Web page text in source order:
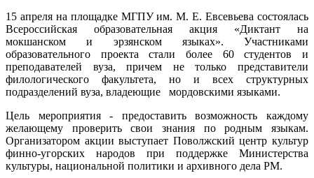
15 апреля на площадке МГПУ им. М. Е. Евсевьева состоялась
Всероссийская образовательная акция «Диктант на
мокшанском и эрзянском языках». Участниками
образовательного проекта стали более 60 студентов и
преподавателей вуза, причем не только представители
филологического факультета, но и всех структурных
подразделений вуза, владеющие мордовскими языками.
Цель мероприятия - предоставить возможность каждому
желающему проверить свои знания по родным языкам.
Организатором акции выступает Поволжский центр культур
финно-угорских народов при поддержке Министерства
культуры, национальной политики и архивного дела РМ.